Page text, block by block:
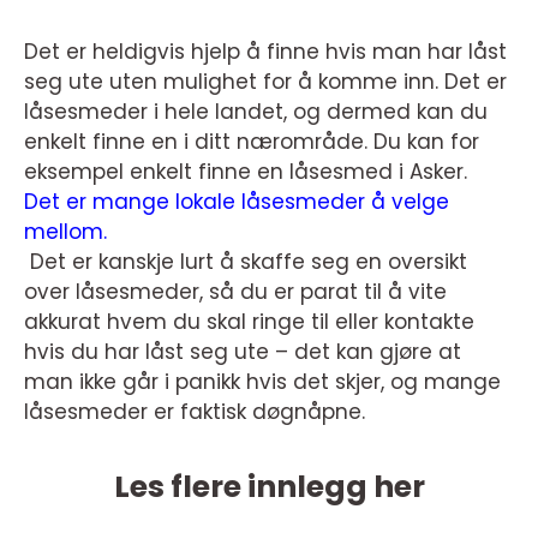
Det er heldigvis hjelp å finne hvis man har låst
seg ute uten mulighet for å komme inn. Det er
låsesmeder i hele landet, og dermed kan du
enkelt finne en i ditt nærområde. Du kan for
eksempel enkelt finne en låsesmed i Asker.
Det er mange lokale låsesmeder å velge
mellom.
Det er kanskje lurt å skaffe seg en oversikt
over låsesmeder, så du er parat til å vite
akkurat hvem du skal ringe til eller kontakte
hvis du har låst seg ute – det kan gjøre at
man ikke går i panikk hvis det skjer, og mange
låsesmeder er faktisk døgnåpne.
Les flere innlegg her